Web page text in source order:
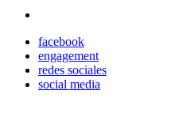
facebook
engagement
redes sociales
social media